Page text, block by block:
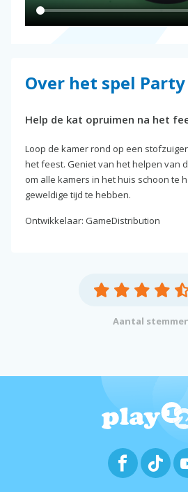
Over het spel Party
Help de kat opruimen na het
Loop de kamer rond op een
het feest. Geniet van het helpen van
om alle kamers in het huis schoon te
geweldige tijd te hebben.
Ontwikkelaar: GameDistribution
Aantal